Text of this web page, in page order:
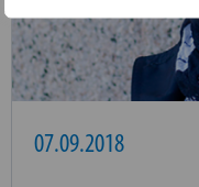
07.09.2018